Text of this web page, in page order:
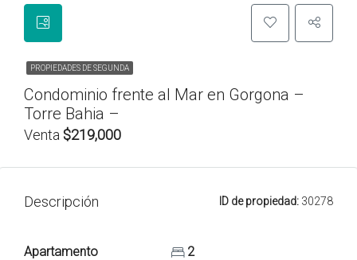
PROPIEDADES DE SEGUNDA
Condominio frente al Mar en Gorgona –
Torre Bahia –
Venta $219,000
Descripción ID de propiedad: 30278
Apartamento 2